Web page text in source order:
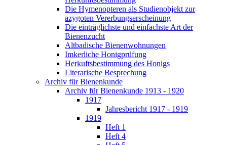
Die Hymenopteren als Studienobjekt zur
azygoten Vererbungserscheinung
Die einträglichste und einfachste Art der
Bienenzucht
Altbadische Bienenwohnungen
Imkerliche Honigprüfung
Herkuftsbestimmung des Honigs
Literarische Besprechung
Archiv für Bienenkunde
Archiv für Bienenkunde 1913 - 1920
1917
Jahresbericht 1917 - 1919
1919
Heft 1
Heft 4